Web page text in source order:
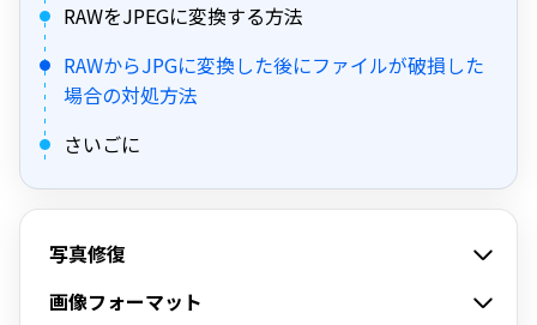
RAWをJPEGに変換する方法
RAWからJPGに変換した後にファイルが破損した
場合の対処方法
さいごに
写真修復
画像フォーマット